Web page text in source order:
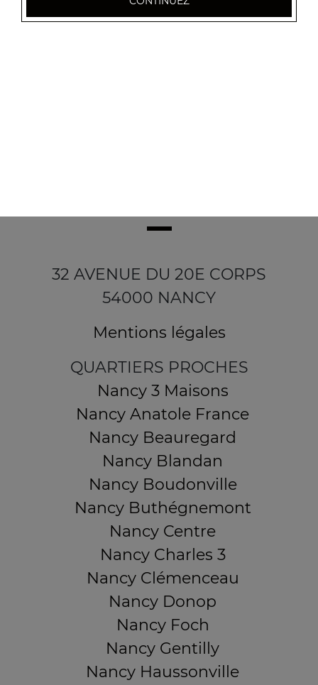
Gambas tandoori
32 AVENUE DU 20E CORPS
54000 NANCY
Mentions légales
QUARTIERS PROCHES
Nancy 3 Maisons
Nancy Anatole France
Nancy Beauregard
Nancy Blandan
Nancy Boudonville
Nancy Buthégnemont
Nancy Centre
Nancy Charles 3
Nancy Clémenceau
Nancy Donop
Nancy Foch
Nancy Gentilly
Nancy Haussonville